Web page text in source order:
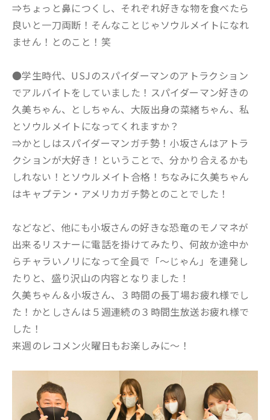
⇒ちょっと鼻につくし、それぞれ好きな物を食べたら
良いと一刀両断！そんなことじゃソウルメイトになれ
ません！とのこと！笑
●学生時代、USJのスパイダーマンのアトラクション
でアルバイトをしていました！スパイダーマン好きの
久美ちゃん、としちゃん、大阪出身の菜緒ちゃん、私
とソウルメイトになってくれますか？
⇒かとしはスパイダーマンガチ勢！小坂さんはアトラ
クションが大好き！ということで、分かり合えるかも
しれない！とソウルメイト合格！ちなみに久美ちゃん
はキャプテン・アメリカガチ勢とのことでした！
などなど、他にも小坂さんの好きな恐竜のモノマネが
出来るリスナーに電話を掛けてみたり、何故か途中か
らチャラいノリになって全員で「〜じゃん」を連発し
たりと、盛り沢山の内容となりました！
久美ちゃん＆小坂さん、３時間の長丁場お疲れ様でし
た！かとしさんは５週連続の３時間生放送お疲れ様で
した！
来週のレコメン火曜日もお楽しみに〜！